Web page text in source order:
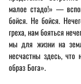
малое стадо!» —
бойся. Не бойся.
греха, нам бояться
мы для жизни на
несчастны здесь,
образ Бога».